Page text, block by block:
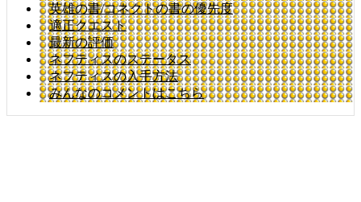
英雄の書/コネクトの書の優先度
適正クエスト
最新の評価
ネフティスのステータス
ネフティスの入手方法
みんなのコメントはこちら